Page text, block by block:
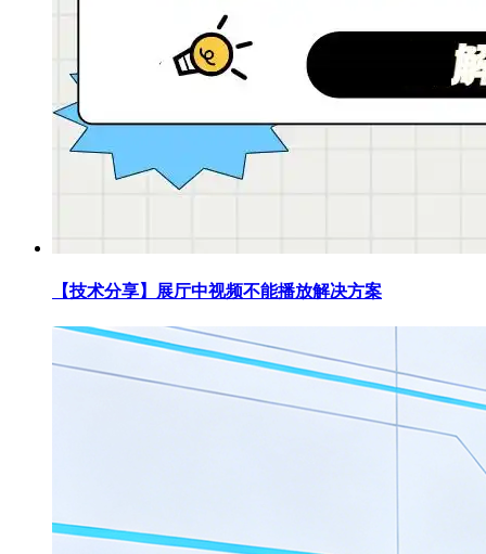
【技术分享】展厅中视频不能播放解决方案